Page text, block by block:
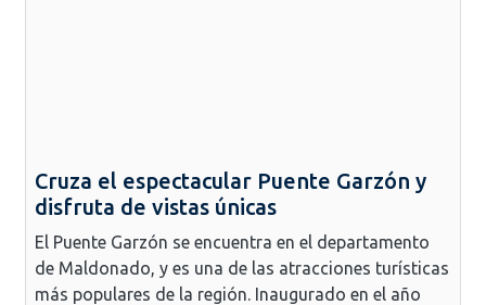
Cruza el espectacular Puente Garzón y
disfruta de vistas únicas
El Puente Garzón se encuentra en el departamento
de Maldonado, y es una de las atracciones turísticas
más populares de la región. Inaugurado en el año